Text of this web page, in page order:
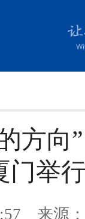
方向
门举
来源